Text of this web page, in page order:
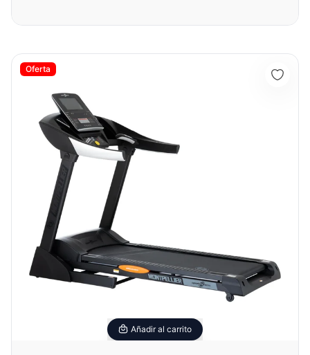
Banda Trotadora Montpellier - Sport Fitness 72030
Oferta
Añadir al carrito